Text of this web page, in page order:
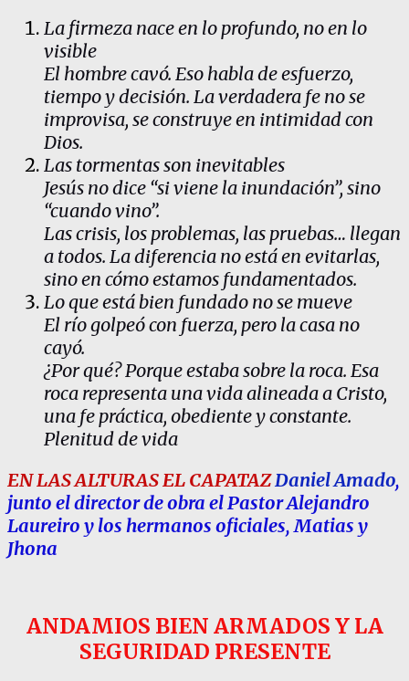
La firmeza nace en lo profundo, no en lo
visible
El hombre cavó. Eso habla de esfuerzo,
tiempo y decisión. La verdadera fe no se
improvisa, se construye en intimidad con
Dios.
Las tormentas son inevitables
Jesús no dice “si viene la inundación”, sino
“cuando vino”.
Las crisis, los problemas, las pruebas… llegan
a todos. La diferencia no está en evitarlas,
sino en cómo estamos fundamentados.
Lo que está bien fundado no se mueve
El río golpeó con fuerza, pero la casa no
cayó.
¿Por qué? Porque estaba sobre la roca. Esa
roca representa una vida alineada a Cristo,
una fe práctica, obediente y constante.
Plenitud de vida
EN LAS ALTURAS EL CAPATAZDaniel Amado,
junto el director de obra el Pastor Alejandro
Laureiro y los hermanos oficiales, Matias y
Jhona
ANDAMIOS BIEN ARMADOS Y LA
SEGURIDAD PRESENTE